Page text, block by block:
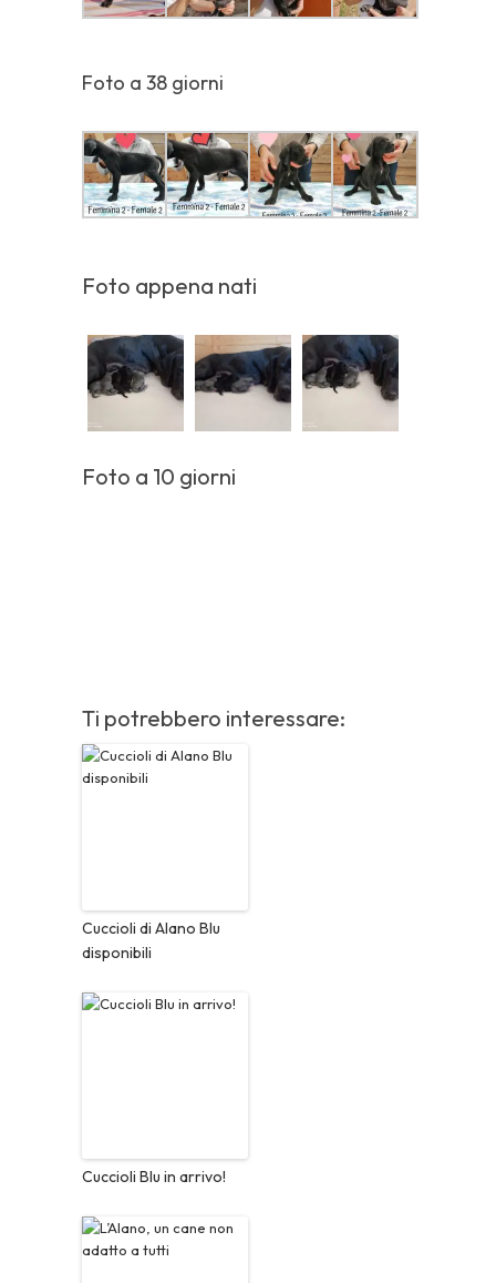
Foto a 38 giorni
Foto appena nati
Foto a 10 giorni
Ti potrebbero interessare:
Cuccioli di Alano Blu
disponibili
Cuccioli Blu in arrivo!